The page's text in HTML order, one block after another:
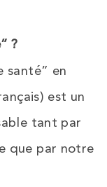
?
santé” en
est un
tant par
que par notre